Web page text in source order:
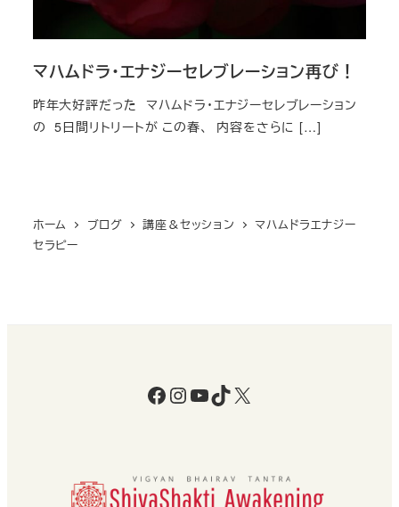
マハムドラ・エナジーセレブレーション再び！
昨年大好評だった マハムドラ・エナジーセレブレーション
の 5日間リトリートが この春、 内容をさらに […]
ホーム ブログ 講座＆セッション
マハムドラエナジー
セラピー
Facebook InstagramYouTube TikTok X